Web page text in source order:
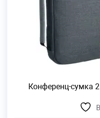
Конференц-сумка